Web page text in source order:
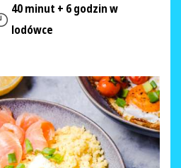
40 minut + 6 godzin w
lodówce